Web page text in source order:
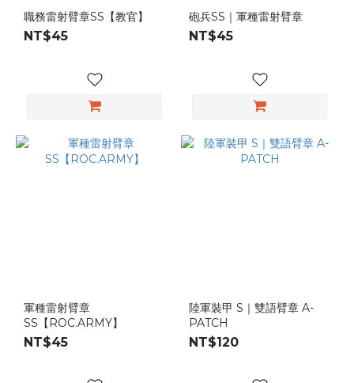
職務雷射臂章SS【教官】
NT$45
砲兵SS｜軍種雷射臂章
NT$45
軍種雷射臂章
SS【ROC.ARMY】
NT$45
陸軍裝甲 S｜雙語臂章 A-
PATCH
NT$120